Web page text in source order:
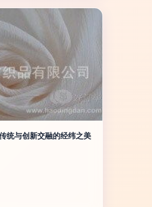
统与创新交融的经纬之美